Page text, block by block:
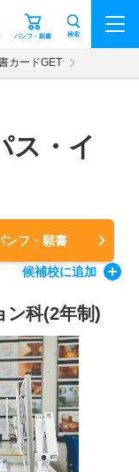
パンフ・願書 検索
カードGET
ス・イ
ンフ・願書
候補校に追加
ン科(2年制)